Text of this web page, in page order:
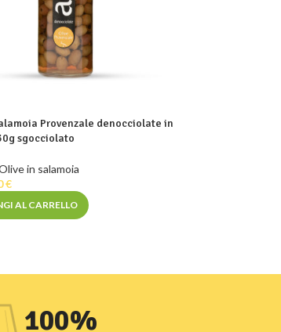
Provenzale denocciolate in
sgocciolato
in salamoia
€
AL CARRELLO
100%